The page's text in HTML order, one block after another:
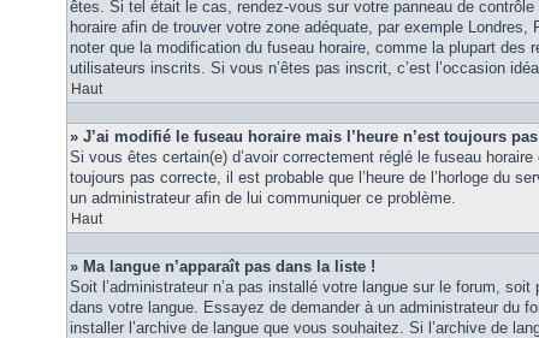
êtes. Si tel était le cas, rendez-vous sur votre panneau de
horaire afin de trouver votre zone adéquate, par exemple
noter que la modification du fuseau horaire, comme la plupart des
utilisateurs inscrits. Si vous n’êtes pas inscrit, c’est l’occasion
Haut
» J’ai modifié le fuseau horaire mais l’heure n’est toujours
Si vous êtes certain(e) d’avoir correctement réglé le fuseau horaire
toujours pas correcte, il est probable que l’heure de l’horloge du
un administrateur afin de lui communiquer ce problème.
Haut
» Ma langue n’apparaît pas dans la liste !
Soit l’administrateur n’a pas installé votre langue sur le forum, soit
dans votre langue. Essayez de demander à un administrateur du
installer l’archive de langue que vous souhaitez. Si l’archive de